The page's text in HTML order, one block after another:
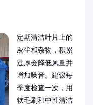
定期清洁叶片上的
灰尘和杂物，积累
过厚会降低风量并
增加噪音。建议每
季度检查一次，用
软毛刷和中性清洁